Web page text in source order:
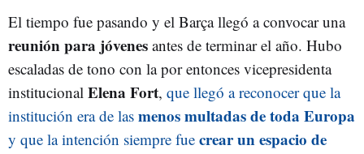
El tiempo fue pasando y el Barça llegó a convocar una
reunión para jóvenes antes de terminar el año. Hubo
escaladas de tono con la por entonces vicepresidenta
institucional Elena Fort, que llegó a reconocer que la
institución era de las menos multadas de toda Europa
y que la intención siempre fue crear un espacio de